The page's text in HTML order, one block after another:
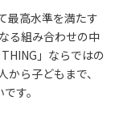
最高水準を満たす
る組み合わせの中
」ならではの
ら子どもまで、
す。